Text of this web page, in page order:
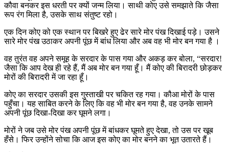
कौवा बनकर इस धरती पर क्यों जन्म लिया। साथी कोए उसे समझाते कि जैसा
रूप रंग मिला है, उसके साथ संतुष्ट रहो।
एक दिन कोए को एक स्थान पर बिखरे हुए ढेर सारे मोर पंख दिखाई पड़े। उसने
सारे मोर पंख उठाकर अपनी पूंछ में बांध लिया और अब वह भी मोर बन गया है ।
वह तुरंत वह अपने समूह के सरदार के पास गया और अकड़ कर बोला, “सरदार!
जैसा कि आप देख ही रहे हैं, मैं अब मोर बन गया हूँ। मैं कोए की बिरादरी छोड़कर
मोरों की बिरादरी में जा रहा हूँ।
कोए का सरदार उसकी इस गुस्ताखी पर चकित रह गया। कौआ मोरों के पास
पहुँचा। यह साबित करने के लिए कि वह भी मोर बन गया है, वह उनके सामने
अपनी पूंछ दिखा-दिखा कर घूमने लगा।
मोरों ने जब उसे मोर पंख अपनी पूंछ में बांधकर घूमते हुए देखा, तो उस पर खूब
हँसे। फिर उन्होंने सोचा कि आज इस कोए का मोर बनने का भूत उतारते हैं।